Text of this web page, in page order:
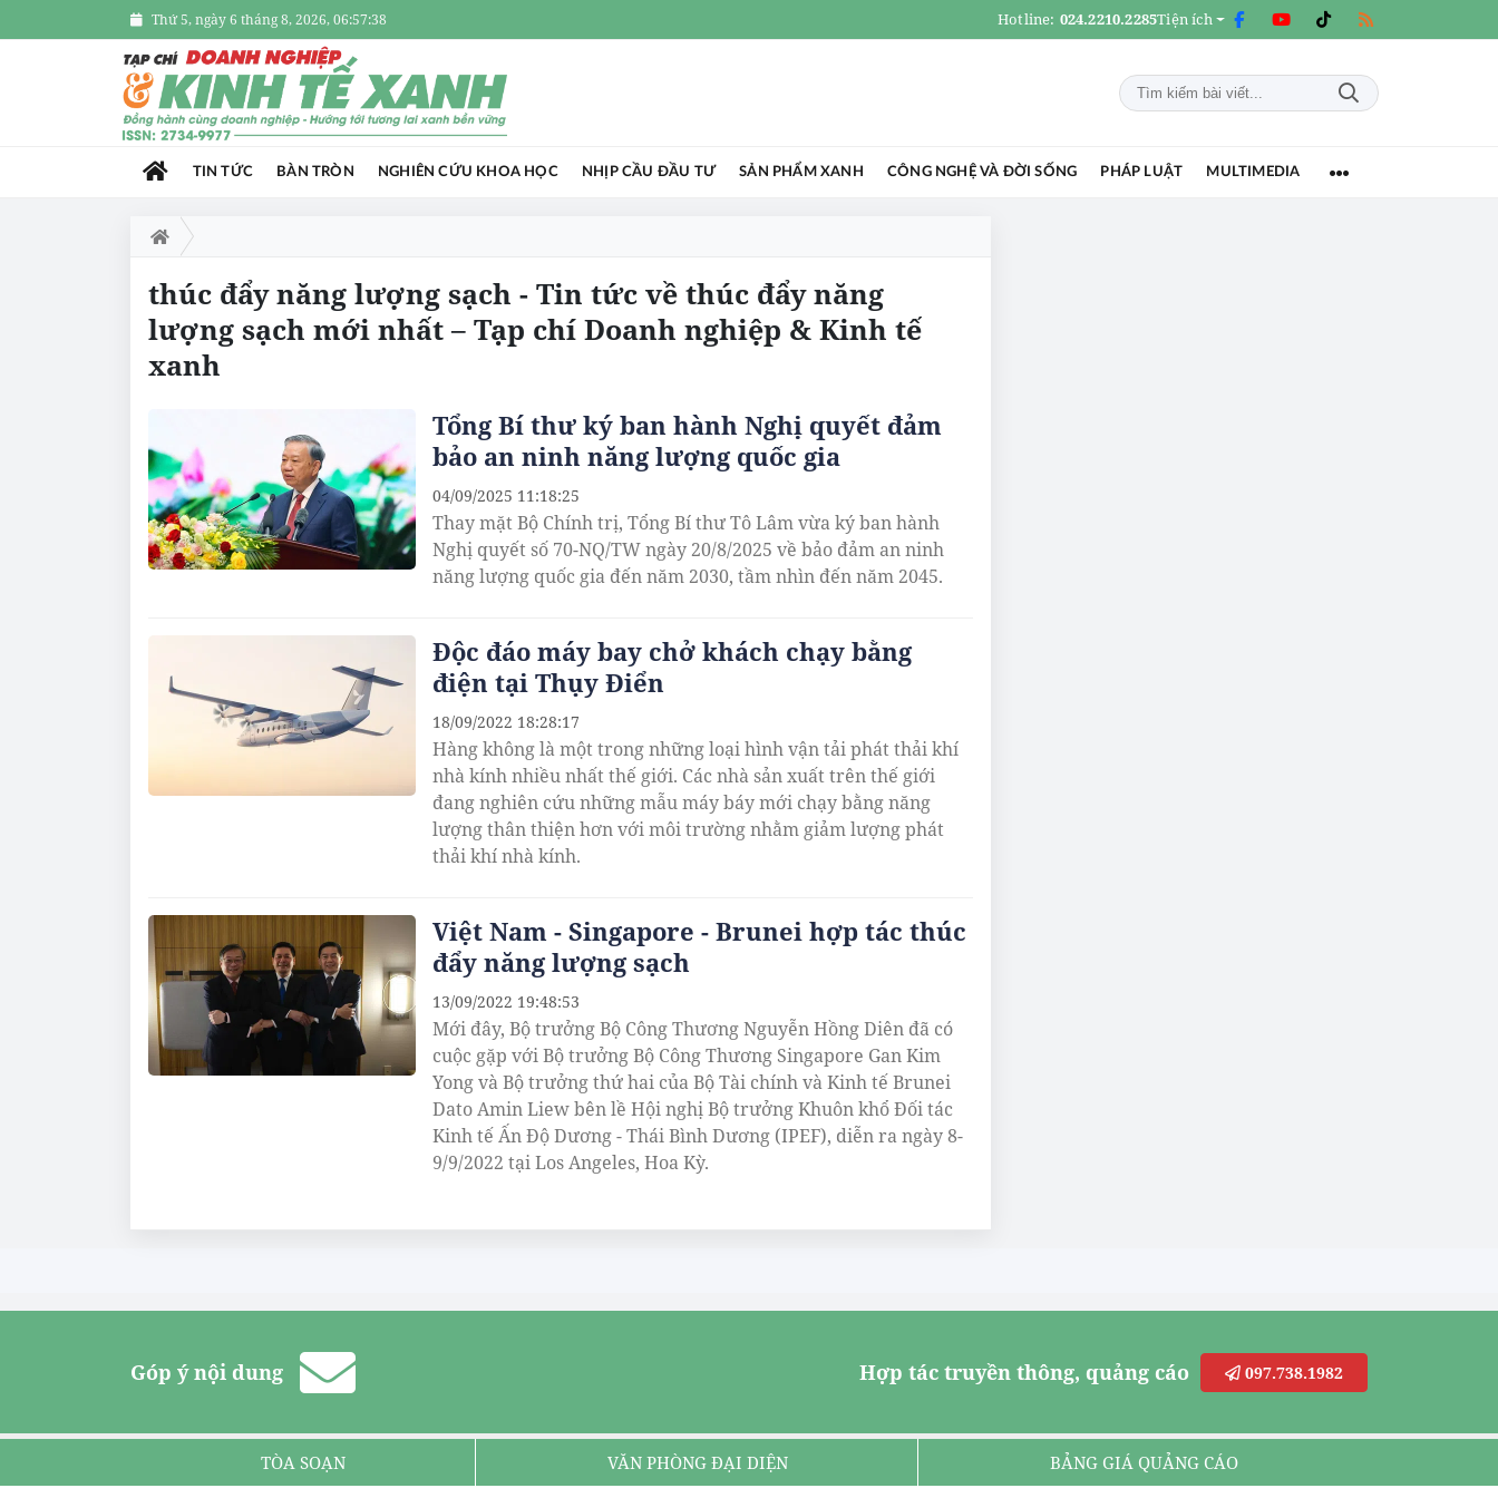
Thứ 5, ngày 6 tháng 8, 2026, 06:57:39 Hotline: 024.2210.2285Tiện ích
TIN TỨC BÀN TRÒN NGHIÊN CỨU KHOA HỌC NHỊP CẦU ĐẦU TƯ SẢN PHẨM XANH CÔNG NGHỆ VÀ ĐỜI SỐNG PHÁP LUẬT MULTIMEDIA
thúc đẩy năng lượng sạch - Tin tức về thúc đẩy năng
lượng sạch mới nhất – Tạp chí Doanh nghiệp & Kinh tế
xanh
Tổng Bí thư ký ban hành Nghị quyết đảm
bảo an ninh năng lượng quốc gia
Thay mặt Bộ Chính trị, Tổng Bí thư Tô Lâm vừa ký ban hành
Nghị quyết số 70-NQ/TW ngày 20/8/2025 về bảo đảm an ninh
năng lượng quốc gia đến năm 2030, tầm nhìn đến năm 2045.
04/09/2025 11:18:25
Độc đáo máy bay chở khách chạy bằng
điện tại Thụy Điển
Hàng không là một trong những loại hình vận tải phát thải khí
nhà kính nhiều nhất thế giới. Các nhà sản xuất trên thế giới
đang nghiên cứu những mẫu máy báy mới chạy bằng năng
lượng thân thiện hơn với môi trường nhằm giảm lượng phát
thải khí nhà kính.
18/09/2022 18:28:17
Việt Nam - Singapore - Brunei hợp tác thúc
đẩy năng lượng sạch
Mới đây, Bộ trưởng Bộ Công Thương Nguyễn Hồng Diên đã có
cuộc gặp với Bộ trưởng Bộ Công Thương Singapore Gan Kim
Yong và Bộ trưởng thứ hai của Bộ Tài chính và Kinh tế Brunei
Dato Amin Liew bên lề Hội nghị Bộ trưởng Khuôn khổ Đối tác
Kinh tế Ấn Độ Dương - Thái Bình Dương (IPEF), diễn ra ngày 8-
9/9/2022 tại Los Angeles, Hoa Kỳ.
13/09/2022 19:48:53
Góp ý nội dung Hợp tác truyền thông, quảng cáo 097.738.1982
TÒA SOẠN VĂN PHÒNG ĐẠI DIỆN BẢNG GIÁ QUẢNG CÁO